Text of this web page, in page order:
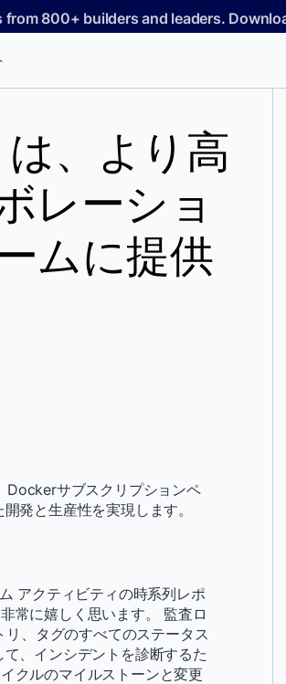
800+ builders and leaders.
、より高
レーショ
ムに提供
Dockerサブスクリプションペ
発と生産性を実現します。
アクティビティの時系列レポ
常に嬉しく思います。 監査ロ
、タグのすべてのステータス
、インシデントを診断するた
クルのマイルストーンと変更